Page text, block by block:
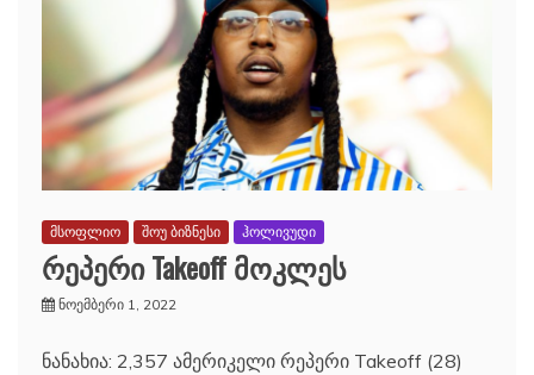
მსოფლიო შოუ ბიზნესი ჰოლივუდი
რეპერი Takeoff მოკლეს
ნოემბერი 1, 2022
ნანახია: 2,357 ამერიკელი რეპერი Takeoff (28)